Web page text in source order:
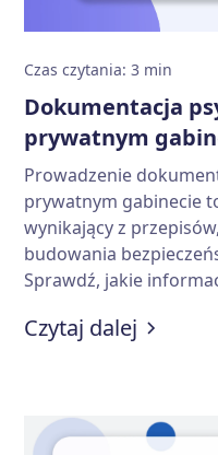
Czas czytania:3 min
Dokumentacja
prywatnym
Prowadzenie
prywatnym gabinecie
wynikający z
budowania
Sprawdź, jakie
oraz jakie zasady
Czytaj dalej :